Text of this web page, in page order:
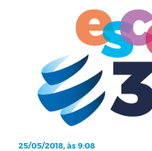
25/05/2018, às 9:08